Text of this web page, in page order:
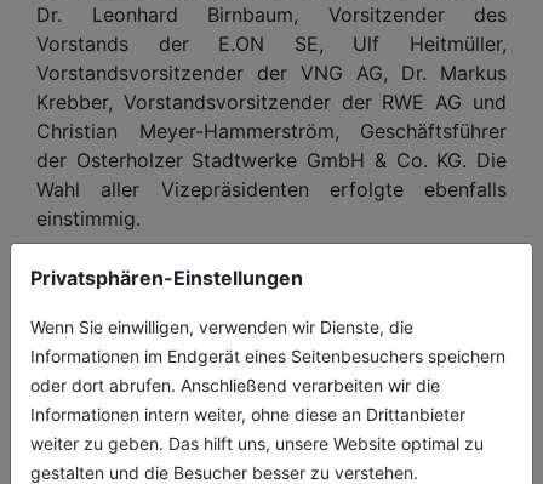
Privatsphären-Einstellungen
Wenn Sie einwilligen, verwenden wir Dienste, die
Informationen im Endgerät eines Seitenbesuchers speichern
oder dort abrufen. Anschließend verarbeiten wir die
Informationen intern weiter, ohne diese an Drittanbieter
weiter zu geben. Das hilft uns, unsere Website optimal zu
gestalten und die Besucher besser zu verstehen.
Dr. Leonhard Birnbaum, Vorsitzender des
Vorstands der E.ON SE, Ulf Heitmüller,
Vorstandsvorsitzender der VNG AG, Dr. Markus
Krebber, Vorstandsvorsitzender der RWE AG und
Christian Meyer-Hammerström, Geschäftsführer
der Osterholzer Stadtwerke GmbH & Co. KG. Die
Wahl aller Vizepräsidenten erfolgte ebenfalls
einstimmig.
Link zur kostenlosen PDF Ausgabe der
Kommunalwirtschaft!
Die ehrenamtlichen Mitglieder des BDEW-
Präsidiums werden auf zwei Jahre aus der Mitte